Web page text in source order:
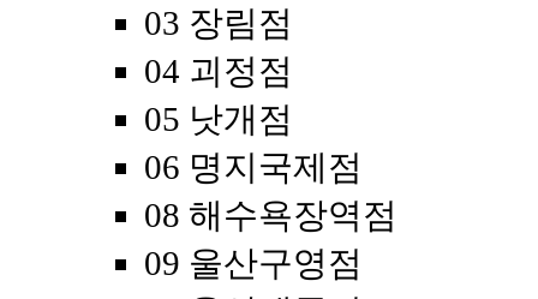
03 장림점
04 괴정점
05 낫개점
06 명지국제점
08 해수욕장역점
09 울산구영점